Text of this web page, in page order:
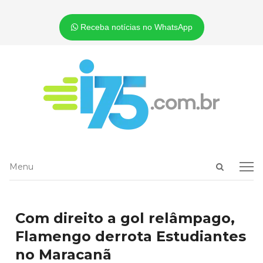
Receba notícias no WhatsApp
Open
Menu
Menu
Com direito a gol relâmpago,
Flamengo derrota Estudiantes
no Maracanã